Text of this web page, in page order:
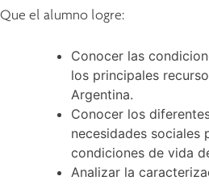
Que el alumno logre:
Conocer las
los principales
Argentina.
Conocer los
necesidades sociales
condiciones de vida
Analizar la